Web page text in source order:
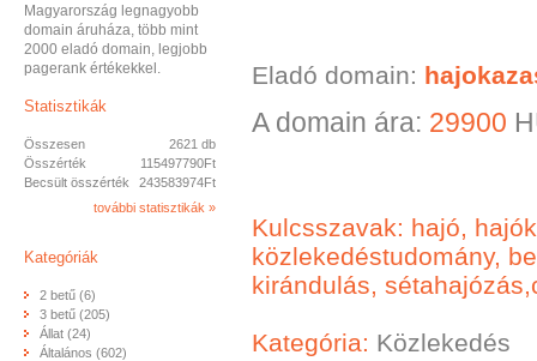
Magyarország legnagyobb
domain áruháza, több mint
2000 eladó domain, legjobb
pagerank értékekkel.
Statisztikák
Összesen
2621 db
Összérték
115497790Ft
Becsült összérték
243583974Ft
további statisztikák »
Kategóriák
2 betű (6)
3 betű (205)
Állat (24)
Általános (602)
Eladó domain:
A domain ára: 29900
Kulcsszavak: hajó,
közlekedéstudomány,
kirándulás,
Kategória: Közlekedés